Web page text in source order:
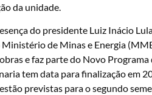
da unidade.
do presidente Luiz Inácio
de Minas e Energia
e faz parte do Novo Programa
tem data para finalização em
previstas para o segundo